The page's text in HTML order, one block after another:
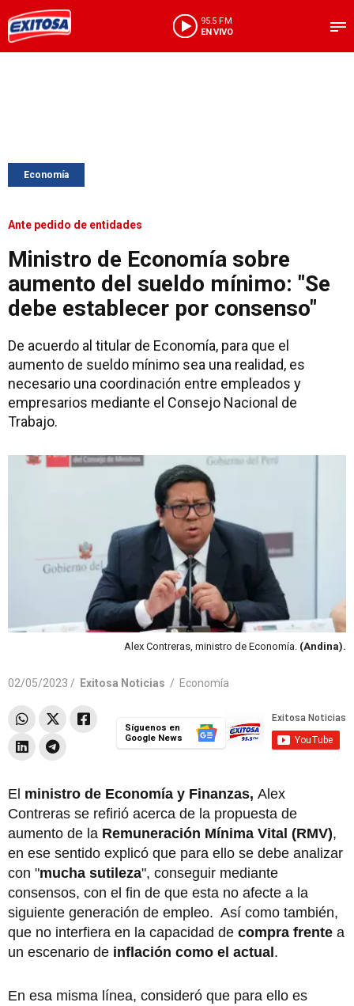
95.5 FM
EN VIVO
Economía
Ante pedido de entidades
Ministro de Economía sobre
aumento del sueldo mínimo: "Se
debe establecer por consenso"
De acuerdo al titular de Economía, para que el
aumento de sueldo mínimo sea una realidad, es
necesario una coordinación entre empleados y
empresarios mediante el Consejo Nacional de
Trabajo.
Alex Contreras, ministro de Economía. (Andina).
02/05/2023 / Exitosa Noticias / Economía
Síguenos en
Google News
El ministro de Economía y Finanzas, Alex
Contreras se refirió acerca de la propuesta de
aumento de la Remuneración Mínima Vital (RMV),
en ese sentido explicó que para ello se debe analizar
con "mucha sutileza", conseguir mediante
consensos, con el fin de que esta no afecte a la
siguiente generación de empleo. Así como también,
que no interfiera en la capacidad de compra frente a
un escenario de inflación como el actual.
En esa misma línea, consideró que para ello es